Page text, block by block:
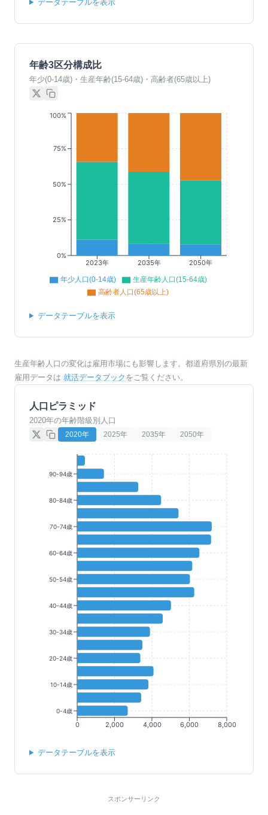
データテーブルを表示
年齢3区分構成比
年少(0-14歳)・生産年齢(15-64歳)・高齢者(65歳以上)
2023年 2035年 2050年
0%
25%
50%
75%
100%
年少人口(0-14歳)
生産年齢人口(15-64歳)
高齢者人口(65歳以上)
データテーブルを表示
生産年齢人口の変化は雇用市場にも影響します。都道府県別の最新
雇用データは 就活データブック をご覧ください。
人口ピラミッド
2020年の年齢階級別人口
2020年 2025年 2035年 2050年
0 2,000 4,000 6,000 8,000
90-94歳
80-84歳
70-74歳
60-64歳
50-54歳
40-44歳
30-34歳
20-24歳
10-14歳
0-4歳
データテーブルを表示
スポンサーリンク